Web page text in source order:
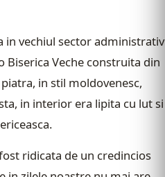
in vechiul sector administrativ
Biserica Veche construita din
in stil moldovenesc,
in interior era lipita cu lut si
ridicata de un credincios